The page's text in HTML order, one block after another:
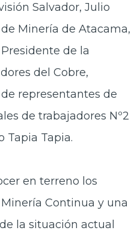
Salvador, Julio
Minería de Atacama,
de la
del Cobre,
representantes de
de trabajadores Nº2
Tapia Tapia.
en terreno los
Continua y una
la situación actual